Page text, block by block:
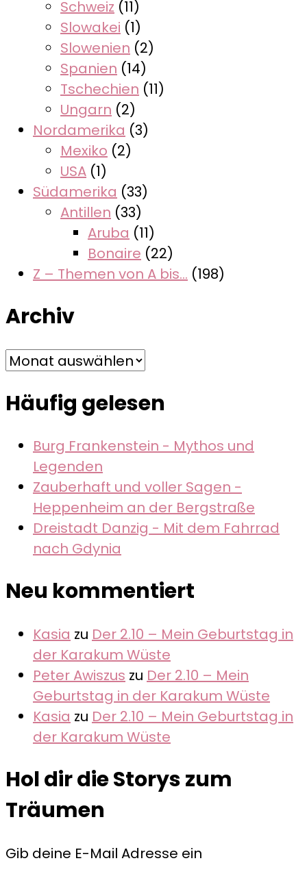
Schweiz (11)
Slowakei (1)
Slowenien (2)
Spanien (14)
Tschechien (11)
Ungarn (2)
Nordamerika (3)
Mexiko (2)
USA (1)
Südamerika (33)
Antillen (33)
Aruba (11)
Bonaire (22)
Z – Themen von A bis… (198)
Archiv
Archiv
Häufig gelesen
Burg Frankenstein - Mythos und
Legenden
Zauberhaft und voller Sagen -
Heppenheim an der Bergstraße
Dreistadt Danzig - Mit dem Fahrrad
nach Gdynia
Neu kommentiert
Kasia zu Der 2.10 – Mein Geburtstag in
der Karakum Wüste
Peter Awiszus zu Der 2.10 – Mein
Geburtstag in der Karakum Wüste
Kasia zu Der 2.10 – Mein Geburtstag in
der Karakum Wüste
Hol dir die Storys zum
Träumen
Gib deine E-Mail Adresse ein